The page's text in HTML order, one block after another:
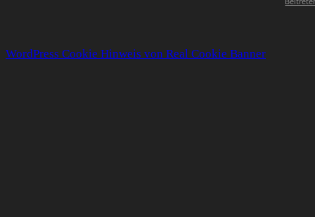
WordPress Cookie Hinweis von Real Cookie Banner